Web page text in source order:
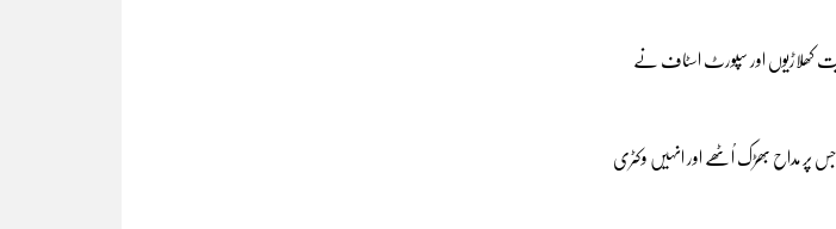
کھلاڑیوں اور سپورٹ اسٹاف نے
پر مداح بھڑک اُٹھے اور انہیں وکٹری